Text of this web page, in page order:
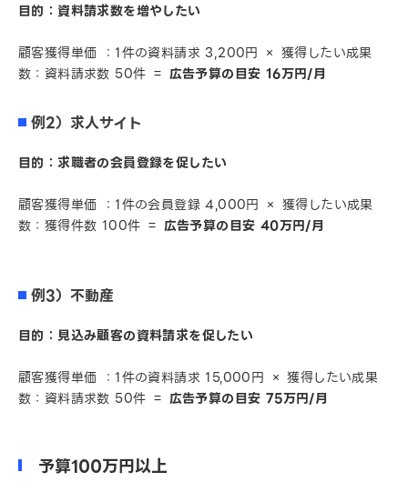
目的：資料請求数を増やしたい
顧客獲得単価 ：1件の資料請求 3,200円 × 獲得したい成果
数：資料請求数 50件 ＝ 広告予算の目安 16万円/月
例2）求人サイト
目的：求職者の会員登録を促したい
顧客獲得単価 ：1件の会員登録 4,000円 × 獲得したい成果
数：獲得件数 100件 ＝ 広告予算の目安 40万円/月
例3）不動産
目的：見込み顧客の資料請求を促したい
顧客獲得単価 ：1件の資料請求 15,000円 × 獲得したい成果
数：資料請求数 50件 ＝ 広告予算の目安 75万円/月
予算100万円以上